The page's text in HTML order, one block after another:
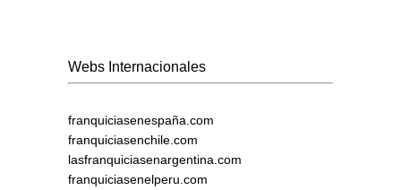
Webs Internacionales
franquiciasenespaña.com
franquiciasenchile.com
lasfranquiciasenargentina.com
franquiciasenelperu.com